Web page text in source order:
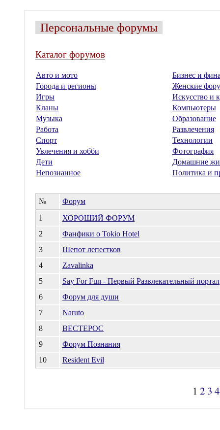
Персональные форумы
Каталог форумов
Авто и мото
Бизнес и
Города и регионы
Женские
Игры
Искусство и
Кланы
Компьютеры
Музыка
Образование
Работа
Развлечения
Спорт
Технологии
Увлечения и хобби
Фотография
Дети
Домашние
Непознанное
Политика и
№
Форум
1
ХОРОШИЙ ФОРУМ
2
Фанфики о Tokio Hotel
3
Шепот лепестков
4
Zavalinka
5
Say For Fun - Первый Развлекательный портал
6
Форум для души
7
Naruto
8
ВЕСТЕРОС
9
Форум Познания
10
Resident Evil
1 2 3 4